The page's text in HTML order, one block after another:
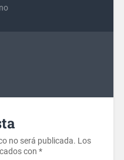
no será publicada. Los
con *